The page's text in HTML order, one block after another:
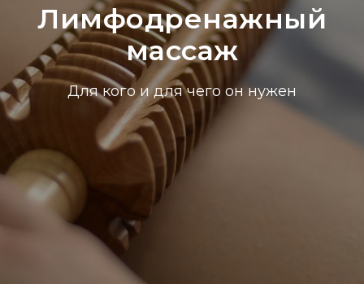
Лимфодренажный
массаж
Для кого и для чего он нужен